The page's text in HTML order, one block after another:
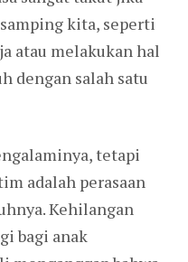
kita, seperti
atau melakukan hal
dengan salah satu
tetapi
adalah perasaan
Kehilangan
bagi anak